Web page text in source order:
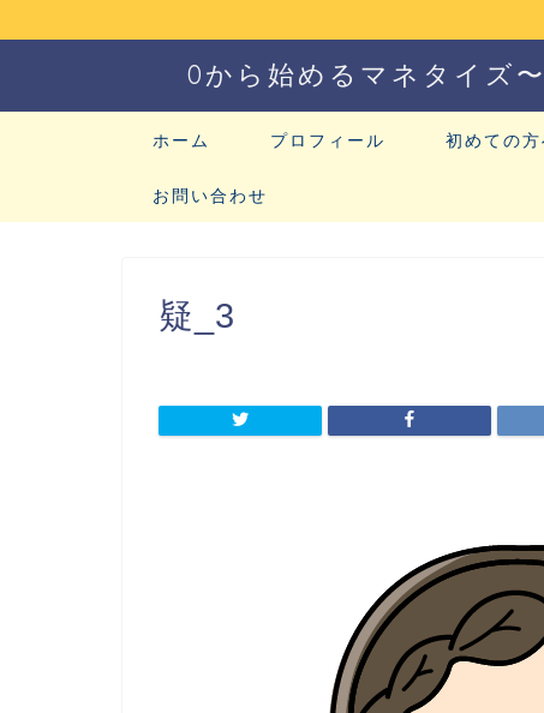
0から始めるマネタイズ
ホーム プロフィール 初めての方
お問い合わせ
疑_3